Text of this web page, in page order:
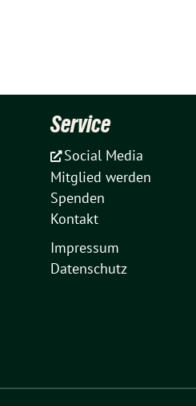
Service
Social Media
Mitglied werden
Spenden
Kontakt
Impressum
Datenschutz